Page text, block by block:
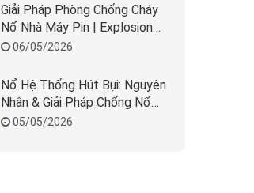
Giải Pháp Phòng Chống Cháy
Nổ Nhà Máy Pin | Explosion
Protection BESS
06/05/2026
Nổ Hệ Thống Hút Bụi: Nguyên
Nhân & Giải Pháp Chống Nổ
Hiệu Quả
05/05/2026